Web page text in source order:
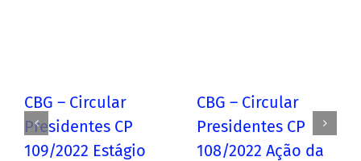
CBG – Circular
Presidentes CP
109/2022 Estágio
CBG – Circular
Presidentes CP
108/2022 Ação da